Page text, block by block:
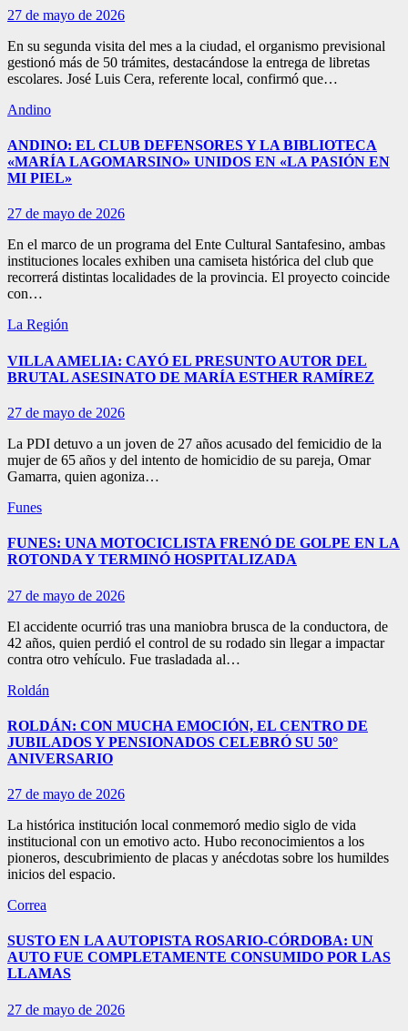
27 de mayo de 2026
En su segunda visita del mes a la ciudad, el organismo previsional
gestionó más de 50 trámites, destacándose la entrega de libretas
escolares. José Luis Cera, referente local, confirmó que…
Andino
ANDINO: EL CLUB DEFENSORES Y LA BIBLIOTECA
«MARÍA LAGOMARSINO» UNIDOS EN «LA PASIÓN EN
MI PIEL»
27 de mayo de 2026
En el marco de un programa del Ente Cultural Santafesino, ambas
instituciones locales exhiben una camiseta histórica del club que
recorrerá distintas localidades de la provincia. El proyecto coincide
con…
La Región
VILLA AMELIA: CAYÓ EL PRESUNTO AUTOR DEL
BRUTAL ASESINATO DE MARÍA ESTHER RAMÍREZ
27 de mayo de 2026
La PDI detuvo a un joven de 27 años acusado del femicidio de la
mujer de 65 años y del intento de homicidio de su pareja, Omar
Gamarra, quien agoniza…
Funes
FUNES: UNA MOTOCICLISTA FRENÓ DE GOLPE EN LA
ROTONDA Y TERMINÓ HOSPITALIZADA
27 de mayo de 2026
El accidente ocurrió tras una maniobra brusca de la conductora, de
42 años, quien perdió el control de su rodado sin llegar a impactar
contra otro vehículo. Fue trasladada al…
Roldán
ROLDÁN: CON MUCHA EMOCIÓN, EL CENTRO DE
JUBILADOS Y PENSIONADOS CELEBRÓ SU 50°
ANIVERSARIO
27 de mayo de 2026
La histórica institución local conmemoró medio siglo de vida
institucional con un emotivo acto. Hubo reconocimientos a los
pioneros, descubrimiento de placas y anécdotas sobre los humildes
inicios del espacio.
Correa
SUSTO EN LA AUTOPISTA ROSARIO-CÓRDOBA: UN
AUTO FUE COMPLETAMENTE CONSUMIDO POR LAS
LLAMAS
27 de mayo de 2026